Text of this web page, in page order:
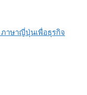
ภาษาญี่ปุ่นเพื่อธุรกิจ